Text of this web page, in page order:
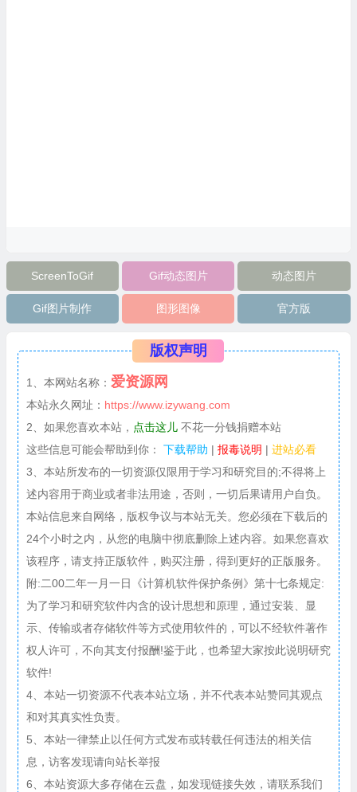
ScreenToGif Gif动态图片 动态图片
Gif图片制作 图形图像 官方版
版权声明
1、本网站名称： 爱资源网
本站永久网址： https://www.izywang.com
2、如果您喜欢本站， 点击这儿不花一分钱捐赠本站
这些信息可能会帮助到你：
下载帮助 | 报毒说明 | 进站必看
3、本站所发布的一切资源仅限用于学习和研究目的;不得将上
述内容用于商业或者非法用途，否则，一切后果请用户自负。
本站信息来自网络，版权争议与本站无关。您必须在下载后的
24个小时之内，从您的电脑中彻底删除上述内容。如果您喜欢
该程序，请支持正版软件，购买注册，得到更好的正版服务。
附:二00二年一月一日《计算机软件保护条例》第十七条规定:
为了学习和研究软件内含的设计思想和原理，通过安装、显
示、传输或者存储软件等方式使用软件的，可以不经软件著作
权人许可，不向其支付报酬!鉴于此，也希望大家按此说明研究
软件!
4、本站一切资源不代表本站立场，并不代表本站赞同其观点
和对其真实性负责。
5、本站一律禁止以任何方式发布或转载任何违法的相关信
息，访客发现请向站长举报
6、本站资源大多存储在云盘，如发现链接失效，请联系我们